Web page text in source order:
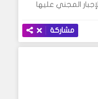
المجني عليها
مشاركة